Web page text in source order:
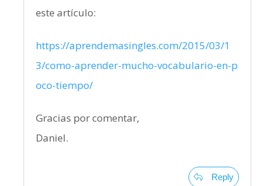
este artículo:
https://aprendemasingles.com/2015/03/1
3/como-aprender-mucho-vocabulario-en-p
oco-tiempo/
Gracias por comentar,
Daniel.
Reply